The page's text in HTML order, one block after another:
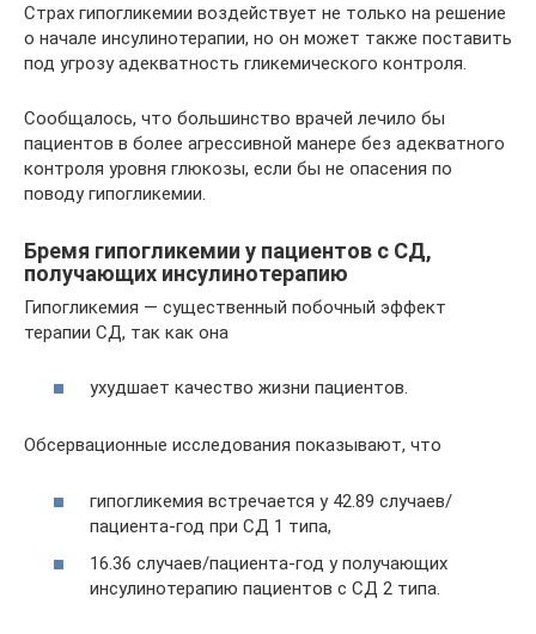
Страх гипогликемии воздействует не только на решение
о начале инсулинотерапии, но он может также поставить
под угрозу адекватность гликемического контроля.
Сообщалось, что большинство врачей лечило бы
пациентов в более агрессивной манере без адекватного
контроля уровня глюкозы, если бы не опасения по
поводу гипогликемии.
Бремя гипогликемии у пациентов с СД,
получающих инсулинотерапию
Гипогликемия — существенный побочный эффект
терапии СД, так как она
ухудшает качество жизни пациентов.
Обсервационные исследования показывают, что
гипогликемия встречается у 42.89 случаев/
пациента-год при СД 1 типа,
16.36 случаев/пациента-год у получающих
инсулинотерапию пациентов с СД 2 типа.